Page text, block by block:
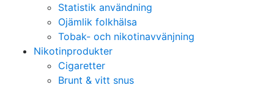
Statistik användning
Ojämlik folkhälsa
Tobak- och nikotinavvänjning
Nikotinprodukter
Cigaretter
Brunt & vitt snus